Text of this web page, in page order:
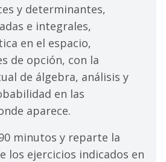
y determinantes,
e integrales,
en el espacio,
de opción, con la
de álgebra, análisis y
en las
aparece.
minutos y reparte la
los ejercicios indicados en